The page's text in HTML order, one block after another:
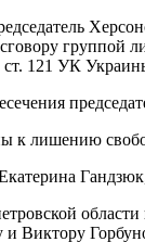
группой
ст. 121 УК
лишению